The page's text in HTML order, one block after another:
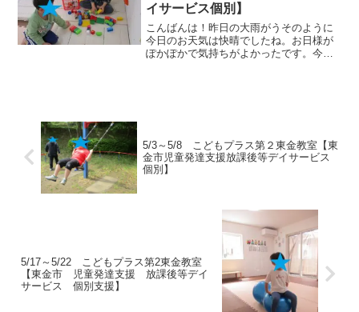
イサービス個別】
こんばんは！昨日の大雨がうそのように
今日のお天気は快晴でしたね。お日様が
ぽかぽかで気持ちがよかったです。今日
5/3～5/8 こどもプラス第２東金教室【東
金市児童発達支援放課後等デイサービス
個別】
5/17～5/22 こどもプラス第2東金教室
【東金市 児童発達支援 放課後等デイ
サービス 個別支援】